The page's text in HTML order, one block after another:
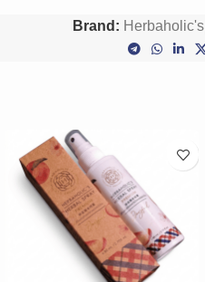
Brand: Herbaholic's